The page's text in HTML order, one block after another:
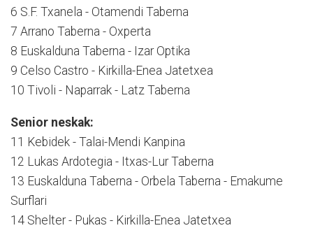
6 S.F. Txanela - Otamendi Taberna
7 Arrano Taberna - Oxperta
8 Euskalduna Taberna - Izar Optika
9 Celso Castro - Kirkilla-Enea Jatetxea
10 Tivoli - Naparrak - Latz Taberna
Senior neskak:
11 Kebidek - Talai-Mendi Kanpina
12 Lukas Ardotegia - Itxas-Lur Taberna
13 Euskalduna Taberna - Orbela Taberna - Emakume
Surflari
14 Shelter - Pukas - Kirkilla-Enea Jatetxea